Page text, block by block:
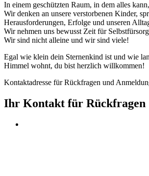
In einem geschützten Raum, in dem alles
Wir denken an unsere verstorbenen Kinder,
Herausforderungen, Erfolge und unseren
Wir nehmen uns bewusst Zeit für
Wir sind nicht alleine und wir sind viele!
Egal wie klein dein Sternenkind ist und wie
Himmel wohnt, du bist herzlich willkommen!
Kontaktadresse für Rückfragen und
Ihr Kontakt für Rückfragen